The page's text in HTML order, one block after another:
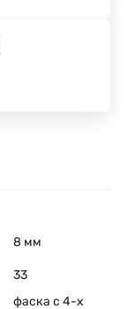
8 мм
33
фаска с 4-х